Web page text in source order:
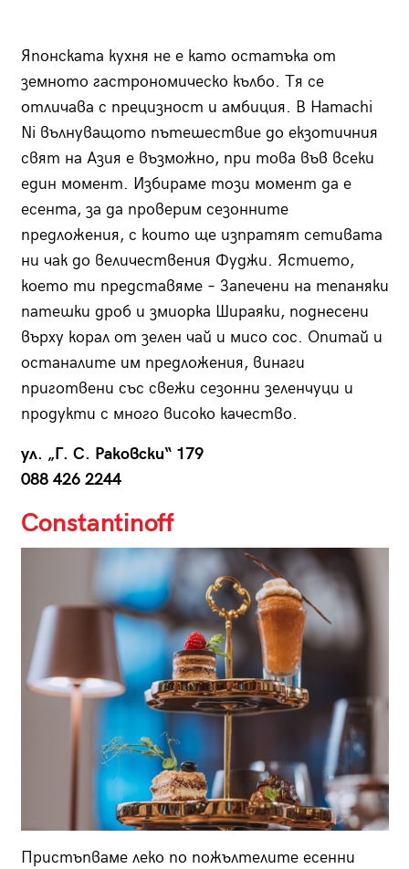
Японската кухня не е като остатъка от
земното гастрономическо кълбо. Тя се
отличава с прецизност и амбиция. В Hamachi
Ni вълнуващото пътешествие до екзотичния
свят на Азия е възможно, при това във всеки
един момент. Избираме този момент да е
есента, за да проверим сезонните
предложения, с които ще изпратят сетивата
ни чак до величествения Фуджи. Ястието,
което ти представяме – Запечени на тепаняки
патешки дроб и змиорка Шираяки, поднесени
върху корал от зелен чай и мисо сос. Опитай и
останалите им предложения, винаги
приготвени със свежи сезонни зеленчуци и
продукти с много високо качество.
ул. „Г. С. Раковски“ 179
088 426 2244
Constantinoff
Пристъпваме леко по пожълтелите есенни